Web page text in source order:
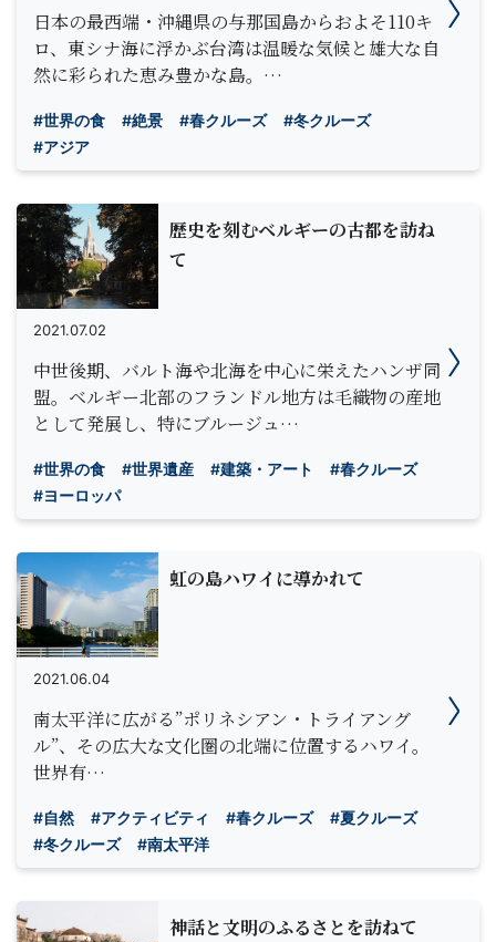
日本の最西端・沖縄県の与那国島からおよそ110キ
ロ、東シナ海に浮かぶ台湾は温暖な気候と雄大な自
然に彩られた恵み豊かな島。…
#世界の食 #絶景 #春クルーズ
#冬クルーズ
#アジア
歴史を刻むベルギーの古都を訪ね
て
2021.07.02
中世後期、バルト海や北海を中心に栄えたハンザ同
盟。ベルギー北部のフランドル地方は毛織物の産地
として発展し、特にブルージュ…
#世界の食 #世界遺産 #建築・アート
#春クルーズ
#ヨーロッパ
虹の島ハワイに導かれて
2021.06.04
南太平洋に広がる”ポリネシアン・トライアング
ル”、その広大な文化圏の北端に位置するハワイ。
世界有…
#自然 #アクティビティ #春クルーズ
#夏クルーズ
#冬クルーズ
#南太平洋
神話と文明のふるさとを訪ねて